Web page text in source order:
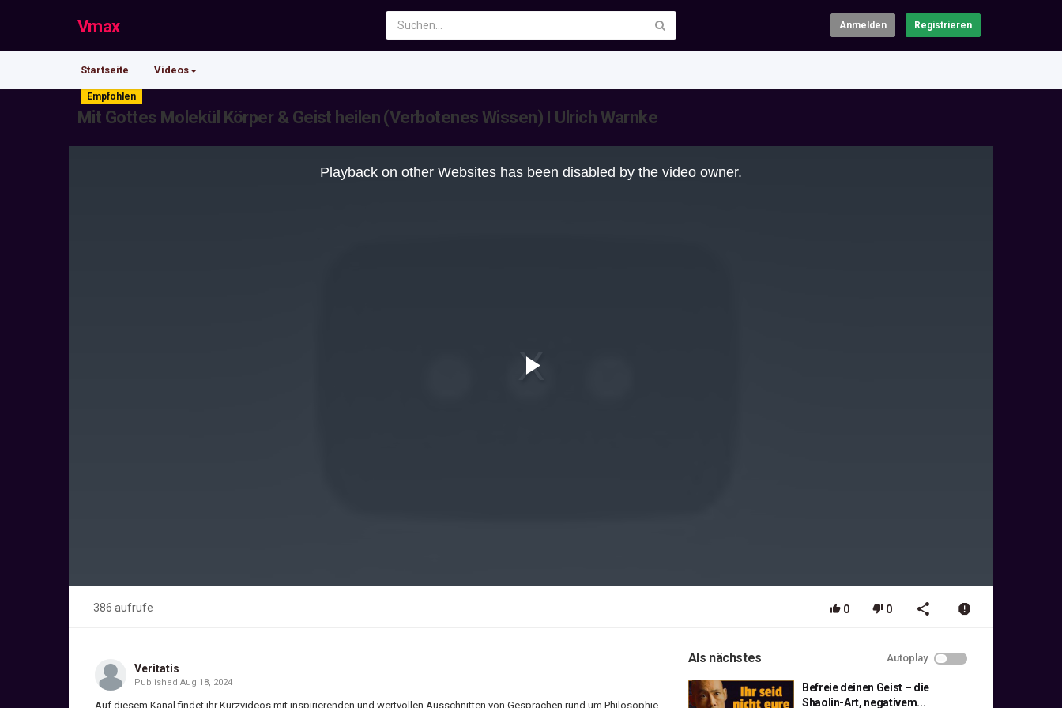
Vmax Anmelden Registrieren
Startseite Videos
Empfohlen
Mit Gottes Molekül Körper & Geist heilen (Verbotenes Wissen) I Ulrich Warnke
Playback on other Websites has been disabled by the video owner.
386 aufrufe 0 0
Veritatis
Published Aug 18, 2024
Auf diesem Kanal findet ihr Kurzvideos mit inspirierenden und wertvollen Ausschnitten von Gesprächen rund um Philosophie,
Als nächstes Autoplay
Befreie deinen Geist – die
Shaolin-Art, negativem...